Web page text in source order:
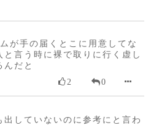
が手の届くとこに用意してな
言う時に裸で取りに行く虚し
だと
2 0
出していないのに参考にと言わ